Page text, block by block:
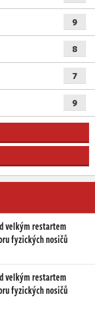
9
8
7
9
velkým restartem
fyzických nosičů
velkým restartem
fyzických nosičů